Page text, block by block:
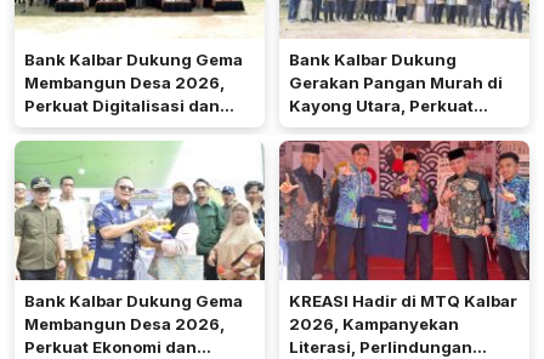
Bank Kalbar Dukung Gema
Membangun Desa 2026,
Perkuat Digitalisasi dan
Ekonomi Desa Teluk Batang
Bank Kalbar Dukung
Gerakan Pangan Murah di
Kayong Utara, Perkuat
Akses Keuangan
Masyarakat
Bank Kalbar Dukung Gema
Membangun Desa 2026,
Perkuat Ekonomi dan
KREASI Hadir di MTQ Kalbar
2026, Kampanyekan
Literasi, Perlindungan